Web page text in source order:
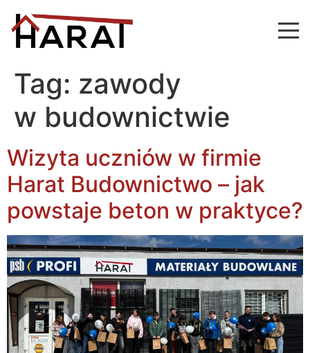
Tag: zawody
w budownictwie
Wizyta uczniów w firmie
Harat Budownictwo – jak
powstaje beton w praktyce?